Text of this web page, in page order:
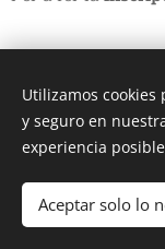
Utilizamos
y seguro en
experiencia
Aceptar solo lo